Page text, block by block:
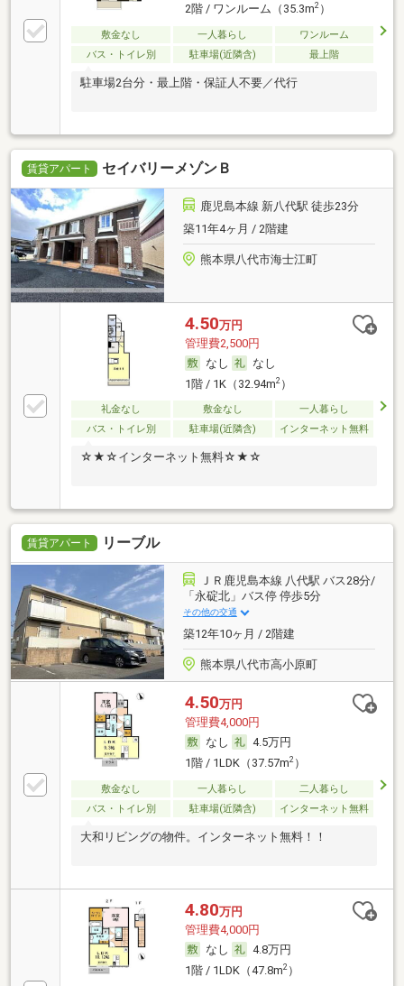
2階 / ワンルーム（35.3m2）
敷金なし 一人暮らし
ワンルーム
バス・トイレ別
駐車場(近隣含) 最上階
駐車場2台分・最上階・保証人不要／代行
賃貸アパート セイバリーメゾンＢ
鹿児島本線 新八代駅 徒歩23分
築11年4ヶ月 / 2階建
熊本県八代市海士江町
4.50万円
管理費2,500円
なし
なし
1階 / 1K（32.94m2）
礼金なし 敷金なし
一人暮らし
バス・トイレ別
駐車場(近隣含) インターネット無料
☆★☆インターネット無料☆★☆
賃貸アパート リーブル
ＪＲ鹿児島本線 八代駅 バス28分/
「永碇北」バス停 停歩5分
その他の交通
築12年10ヶ月 / 2階建
熊本県八代市高小原町
4.50万円
管理費4,000円
なし
4.5万円
1階 / 1LDK（37.57m2）
敷金なし 一人暮らし
二人暮らし
バス・トイレ別
駐車場(近隣含) インターネット無料
大和リビングの物件。インターネット無料！！
4.80万円
管理費4,000円
なし
4.8万円
1階 / 1LDK（47.8m2）